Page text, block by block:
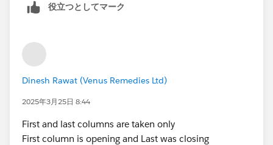
役立つとしてマーク
Dinesh Rawat (Venus Remedies Ltd)
2025年3月25日 8:44
First and last columns are taken only
First column is opening and Last was closing